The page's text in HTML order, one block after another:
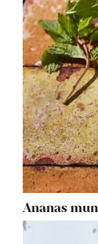
Ananas